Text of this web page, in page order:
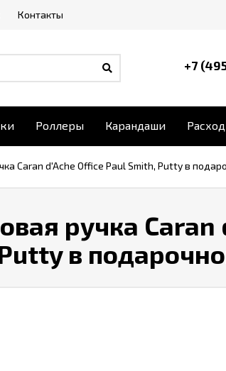
Контакты
+7
Роллеры Карандаши
Caran d'Ache Office Paul Smith, Putty в
ручка Caran
в